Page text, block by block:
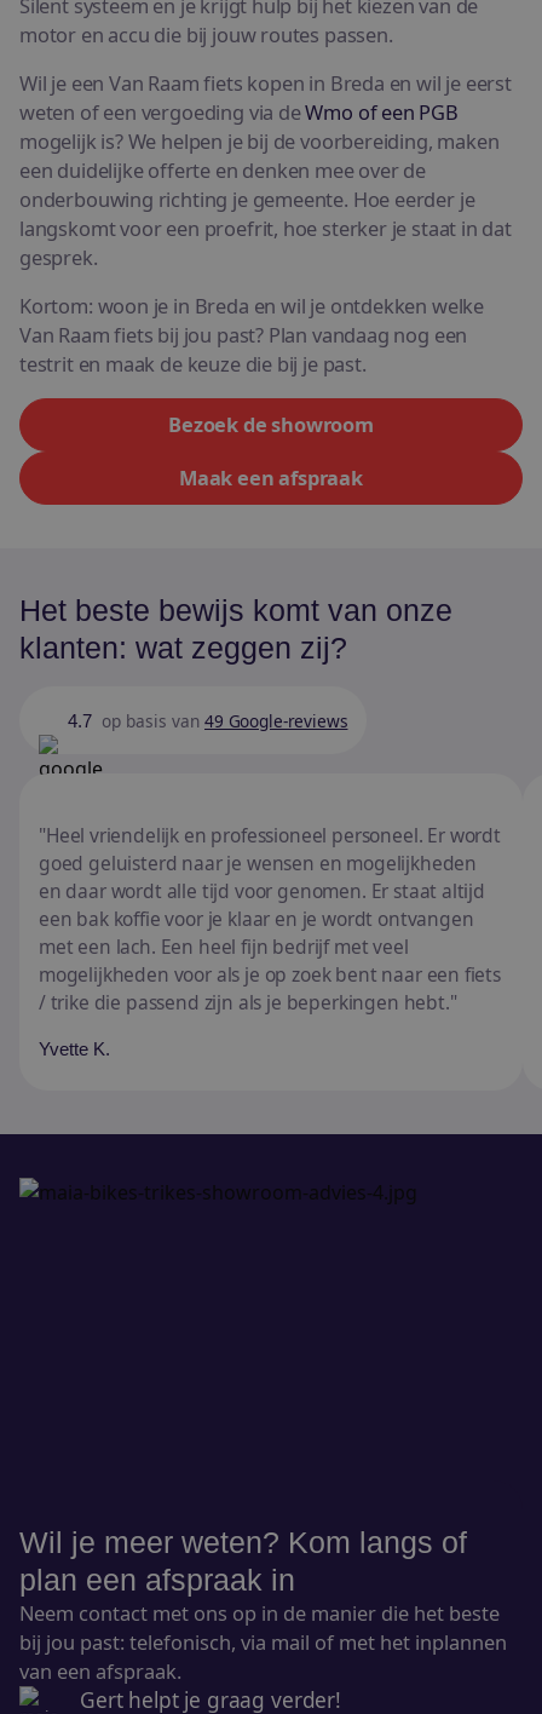
Silent systeem en je krijgt hulp bij het kiezen van de
motor en accu die bij jouw routes passen.
Wil je een Van Raam fiets kopen in Breda en wil je eerst
weten of een vergoeding via deWmo of een PGB
mogelijk is? We helpen je bij de voorbereiding, maken
een duidelijke offerte en denken mee over de
onderbouwing richting je gemeente. Hoe eerder je
langskomt voor een proefrit, hoe sterker je staat in dat
gesprek.
Kortom: woon je in Breda en wil je ontdekken welke
Van Raam fiets bij jou past? Plan vandaag nog een
testrit en maak de keuze die bij je past.
Bezoek de showroom
Maak een afspraak
Het beste bewijs komt van onze
klanten: wat zeggen zij?
4.7 op basis van 49 Google-reviews
Heel vriendelijk en professioneel personeel. Er wordt
goed geluisterd naar je wensen en mogelijkheden
en daar wordt alle tijd voor genomen. Er staat altijd
een bak koffie voor je klaar en je wordt ontvangen
met een lach. Een heel fijn bedrijf met veel
mogelijkheden voor als je op zoek bent naar een fiets
/ trike die passend zijn als je beperkingen hebt.
Yvette K.
Wil je meer weten? Kom langs of
plan een afspraak in
Neem contact met ons op in de manier die het beste
bij jou past: telefonisch, via mail of met het inplannen
van een afspraak.
Gert helpt je graag verder!